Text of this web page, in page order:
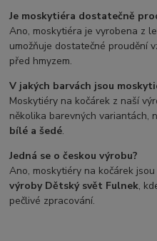
Je moskytiéra dostatečně
Ano, moskytiéra je vyrobena z
umožňuje dostatečné proudění
před hmyzem.
V jakých barvách jsou
Moskytiéry na kočárek z naší
několika barevných variantách,
bílé a šedé.
Jedná se o českou výrobu?
Ano, moskytiéry na kočárek
výroby Dětský svět Fulnek,
pečlivé zpracování.